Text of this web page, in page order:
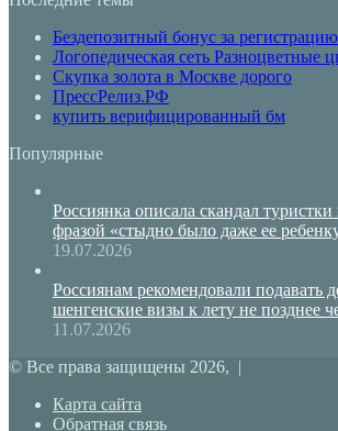
Бездепозитный бонус за регистрацию
Логопедическая сеть Разноцветные
Скупка золота в Москве дорого
ПрессРелиз.РФ
купить верифицированный бм
Популярные
Россиянка описала скандал
фразой «стыдно было даже ее
19.07.2026
Россиянам рекомендовали подавать
шенгенские визы к лету не позднее
11.07.2026
© Все права защищены 2026, |
Карта сайта
Обратная связь